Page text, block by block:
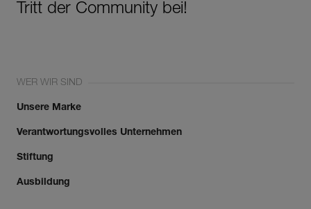
Tritt der Community bei!
WER WIR SIND
Unsere Marke
Verantwortungsvolles Unternehmen
Stiftung
Ausbildung